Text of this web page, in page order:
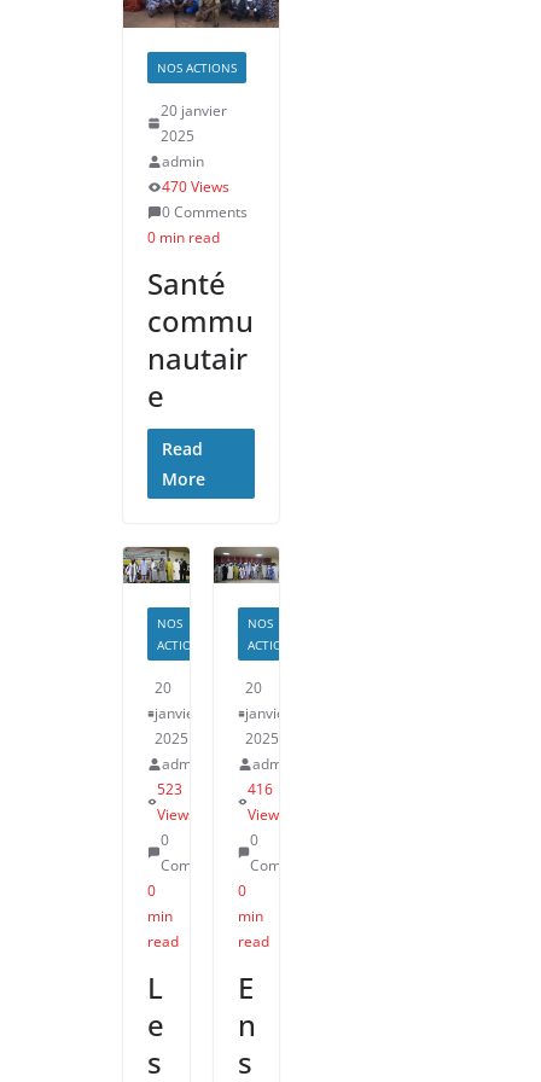
NOS ACTIONS
20 janvier
2025
admin
470 Views
0 Comments
0 min read
Santé
commu
nautair
e
Read
More
NOS
ACTIONS
20
janvier
2025
admin
523
Views
0
Comments
0
min
read
L
e
s
NOS
ACTIONS
20
janvier
2025
admin
416
Views
0
Comments
0
min
read
E
n
s